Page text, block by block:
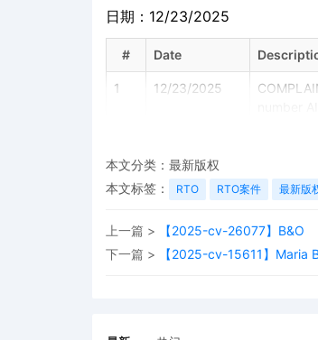
日期：12/23/2025
# Date
1 12/23/2025
本文分类： 最新版权
本文标签：
RTO RTO案件 最新版
上一篇 >
【2025-cv-26077】B&O
下一篇 >
【2025-cv-15611】Maria